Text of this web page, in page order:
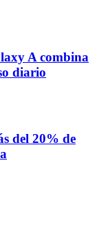
A combina
diario
del 20% de